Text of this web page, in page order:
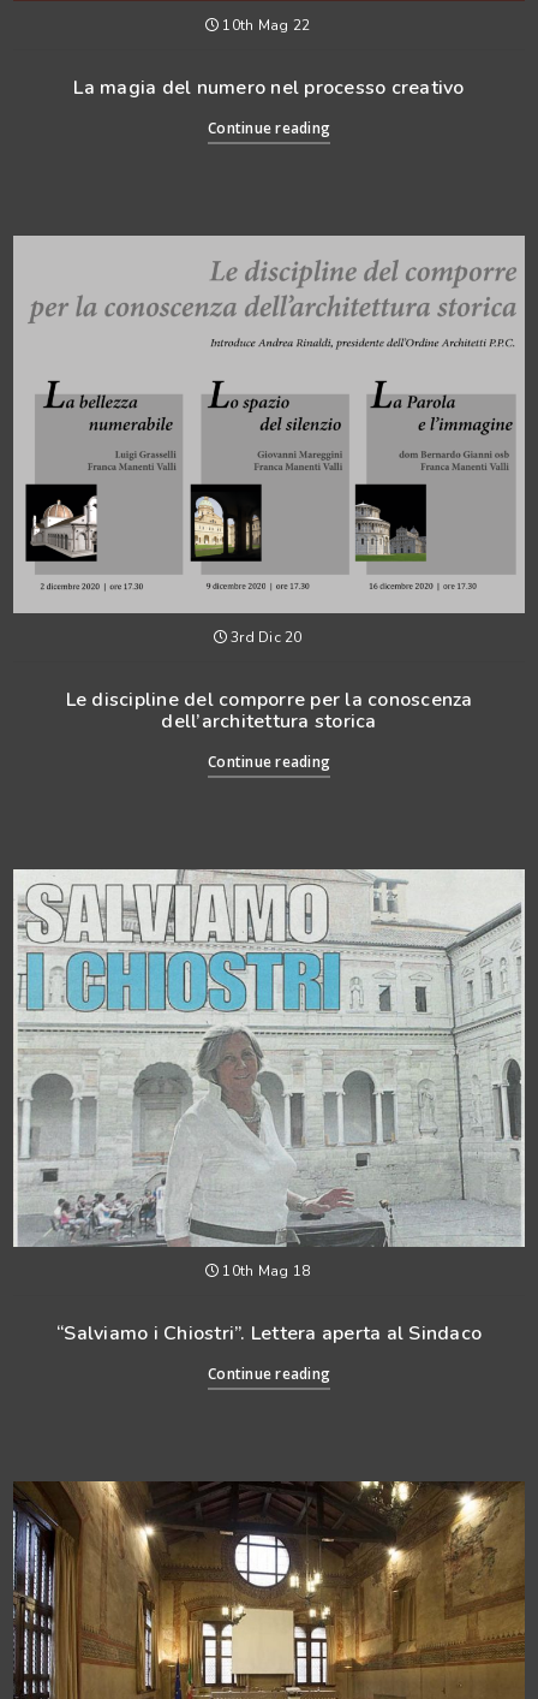
10th Mag 22
La magia del numero nel processo creativo
Continue reading
3rd Dic 20
Le discipline del comporre per la conoscenza
dell’architettura storica
Continue reading
10th Mag 18
“Salviamo i Chiostri”. Lettera aperta al Sindaco
Continue reading